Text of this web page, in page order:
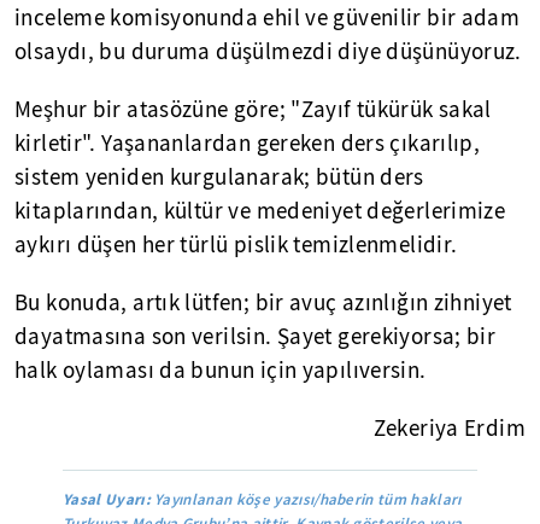
inceleme komisyonunda ehil ve güvenilir bir adam
olsaydı, bu duruma düşülmezdi diye düşünüyoruz.
Meşhur bir atasözüne göre; "Zayıf tükürük sakal
kirletir". Yaşananlardan gereken ders çıkarılıp,
sistem yeniden kurgulanarak; bütün ders
kitaplarından, kültür ve medeniyet değerlerimize
aykırı düşen her türlü pislik temizlenmelidir.
Bu konuda, artık lütfen; bir avuç azınlığın zihniyet
dayatmasına son verilsin. Şayet gerekiyorsa; bir
halk oylaması da bunun için yapılıversin.
Zekeriya Erdim
Yasal Uyarı: Yayınlanan köşe yazısı/haberin tüm hakları